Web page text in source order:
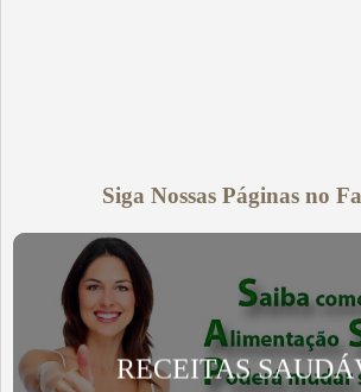
Siga Nossas Páginas no
RECEITAS